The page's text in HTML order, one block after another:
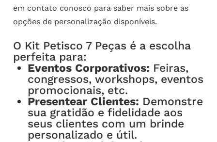
em contato conosco para saber mais sobre as
opções de personalização disponíveis.
O Kit Petisco 7 Peças é a escolha
perfeita para:
Eventos Corporativos: Feiras,
congressos, workshops, eventos
promocionais, etc.
Presentear Clientes: Demonstre
sua gratidão e fidelidade aos
seus clientes com um brinde
personalizado e útil.